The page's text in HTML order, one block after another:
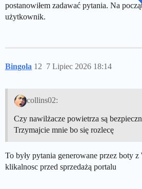
postanowiłem zadawać pytania. Na
użytkownik.
Bingola 7 Lipiec 2026 18:14
12
collins02:
Czy nawilżacze powietrza są
Trzymajcie mnie bo się rozlecę
To były pytania generowane przez boty z
klikalnosc przed sprzedażą portalu